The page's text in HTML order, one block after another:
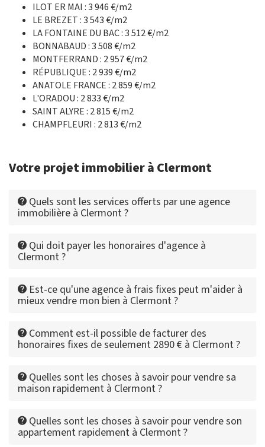
ILOT ER MAI : 3 946 €/m2
LE BREZET : 3 543 €/m2
LA FONTAINE DU BAC : 3 512 €/m2
BONNABAUD : 3 508 €/m2
MONTFERRAND : 2 957 €/m2
RÉPUBLIQUE : 2 939 €/m2
ANATOLE FRANCE : 2 859 €/m2
L'ORADOU : 2 833 €/m2
SAINT ALYRE : 2 815 €/m2
CHAMPFLEURI : 2 813 €/m2
Votre projet immobilier à Clermont
Quels sont les services offerts par une agence
immobilière à Clermont ?
Qui doit payer les honoraires d'agence à
Clermont ?
Est-ce qu'une agence à frais fixes peut m'aider à
mieux vendre mon bien à Clermont ?
Comment est-il possible de facturer des
honoraires fixes de seulement 2890 € à Clermont ?
Quelles sont les choses à savoir pour vendre sa
maison rapidement à Clermont ?
Quelles sont les choses à savoir pour vendre son
appartement rapidement à Clermont ?